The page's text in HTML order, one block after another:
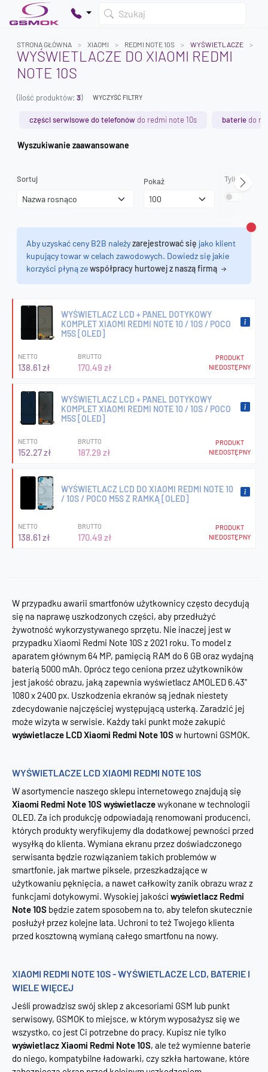
Szukaj
Dodaj produkty, aby kontynuować.
STRONA GŁÓWNA XIAOMI REDMI NOTE 10S WYŚWIETLACZE
WYŚWIETLACZE DO XIAOMI REDMI
NOTE 10S
(ilość produktów: 3) WYCZYŚĆ FILTRY
części serwisowe do telefonów do redmi note 10s baterie do
Wyszukiwanie zaawansowane
Sortuj Pokaż Tylko
Aby uzyskać ceny B2B należyzarejestrować się jako klient
kupujący towar w celach zawodowych. Dowiedz się jakie
korzyści płyną zewspółpracy hurtowej z naszą firmą
WYŚWIETLACZ LCD + PANEL DOTYKOWY
KOMPLET XIAOMI REDMI NOTE 10 / 10S / POCO
M5S [OLED]
NETTO
138.61 zł
BRUTTO
170.49 zł
PRODUKT
NIEDOSTĘPNY
WYŚWIETLACZ LCD + PANEL DOTYKOWY
KOMPLET XIAOMI REDMI NOTE 10 / 10S / POCO
M5S [OLED]
NETTO
152.27 zł
BRUTTO
187.29 zł
PRODUKT
NIEDOSTĘPNY
WYŚWIETLACZ LCD DO XIAOMI REDMI NOTE 10
/ 10S / POCO M5S Z RAMKĄ [OLED]
NETTO
138.61 zł
BRUTTO
170.49 zł
PRODUKT
NIEDOSTĘPNY
W przypadku awarii smartfonów użytkownicy często decydują
się na naprawę uszkodzonych części, aby przedłużyć
żywotność wykorzystywanego sprzętu. Nie inaczej jest w
przypadku Xiaomi Redmi Note 10S z 2021 roku. To model z
aparatem głównym 64 MP, pamięcią RAM do 6 GB oraz wydajną
baterią 5000 mAh. Oprócz tego ceniona przez użytkowników
jest jakość obrazu, jaką zapewnia wyświetlacz AMOLED 6.43"
1080 x 2400 px. Uszkodzenia ekranów są jednak niestety
zdecydowanie najczęściej występującą usterką. Zaradzić jej
może wizyta w serwisie. Każdy taki punkt może zakupić
wyświetlacze LCD Xiaomi Redmi Note 10Sw hurtowni GSMOK.
WYŚWIETLACZE LCD XIAOMI REDMI NOTE 10S
W asortymencie naszego sklepu internetowego znajdują się
Xiaomi Redmi Note 10S wyświetlaczewykonane w technologii
OLED. Za ich produkcję odpowiadają renomowani producenci,
których produkty weryfikujemy dla dodatkowej pewności przed
wysyłką do klienta. Wymiana ekranu przez doświadczonego
serwisanta będzie rozwiązaniem takich problemów w
smartfonie, jak martwe piksele, przeszkadzające w
użytkowaniu pęknięcia, a nawet całkowity zanik obrazu wraz z
funkcjami dotykowymi. Wysokiej jakości wyświetlacz Redmi
Note 10S będzie zatem sposobem na to, aby telefon skutecznie
posłużył przez kolejne lata. Uchroni to też Twojego klienta
przed kosztowną wymianą całego smartfonu na nowy.
XIAOMI REDMI NOTE 10S - WYŚWIETLACZE LCD, BATERIE I
WIELE WIĘCEJ
Jeśli prowadzisz swój sklep z akcesoriami GSM lub punkt
serwisowy, GSMOK to miejsce, w którym wyposażysz się we
wszystko, co jest Ci potrzebne do pracy. Kupisz nie tylko
wyświetlacz Xiaomi Redmi Note 10S, ale też wymienne baterie
do niego, kompatybilne ładowarki, czy szkła hartowane, które